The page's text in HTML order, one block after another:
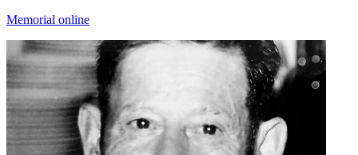
Memorial online